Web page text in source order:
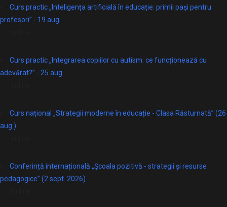
Curs practic „Inteligența artificială în educație: primii pași pentru
profesori” - 19 aug.
Curs practic „Integrarea copiilor cu autism: ce funcționează cu
adevărat?” - 25 aug.
Curs național „Strategii moderne în educație - Clasa Răsturnată” (26
aug.)
Conferință internațională „Școala pozitivă - strategii și resurse
pedagogice” (2 sept. 2026)